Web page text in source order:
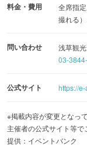
料金・費用
全席指
撮れる
問い合わせ
浅草観
03-
公式サイト https://
※掲載内容が変更となっ
主催者の公式サイト等で
提供：イベントバンク